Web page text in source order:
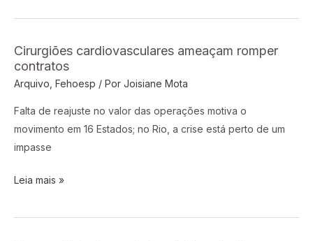
Cirurgiões cardiovasculares ameaçam romper
contratos
Arquivo Fehoesp / Por Joisiane Mota
Falta de reajuste no valor das operações motiva o
movimento em 16 Estados; no Rio, a crise está perto de um
impasse
Cirurgiões
cardiovasculares
ameaçam
romper
contratos
Leia mais »